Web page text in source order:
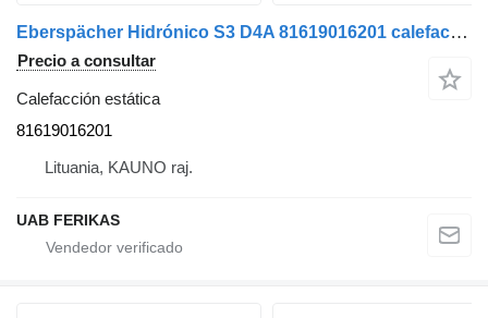
Eberspächer Hidrónico S3 D4A 81619016201 calefacción estática para MAN TGX cabeza tractora
Precio a consultar
Calefacción estática
81619016201
Lituania, KAUNO raj.
UAB FERIKAS